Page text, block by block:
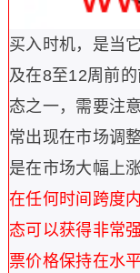
买入时机，是当
及在8至12周前
态之一，需要注
常出现在市场调
是在市场大幅上
在任何时间跨度
态可以获得非常
票价格保持在水